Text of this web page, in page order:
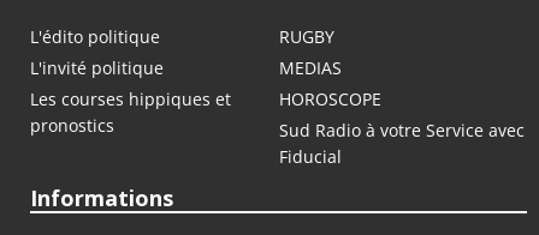
L'édito politique
RUGBY
L'invité politique
MEDIAS
Les courses hippiques et
pronostics
HOROSCOPE
Sud Radio à votre Service avec
Fiducial
Informations